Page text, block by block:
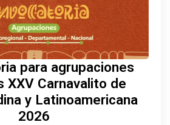
para agrupaciones
XXV Carnavalito de
y Latinoamericana
2026